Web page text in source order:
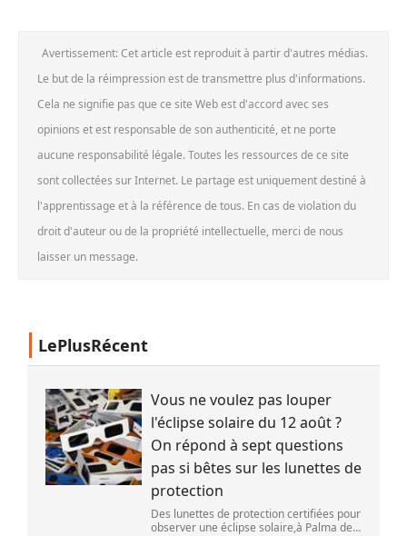
Avertissement: Cet article est reproduit à partir d'autres médias.
Le but de la réimpression est de transmettre plus d'informations.
Cela ne signifie pas que ce site Web est d'accord avec ses
opinions et est responsable de son authenticité, et ne porte
aucune responsabilité légale. Toutes les ressources de ce site
sont collectées sur Internet. Le partage est uniquement destiné à
l'apprentissage et à la référence de tous. En cas de violation du
droit d'auteur ou de la propriété intellectuelle, merci de nous
laisser un message.
LePlusRécent
Vous ne voulez pas louper
l'éclipse solaire du 12 août ?
On répond à sept questions
pas si bêtes sur les lunettes de
protection
Des lunettes de protection certifiées pour
observer une éclipse solaire,à Palma de